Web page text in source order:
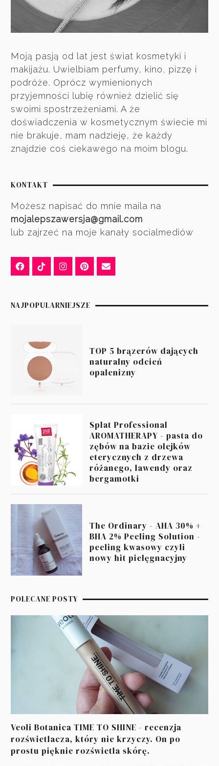
Moją pasją od lat jest świat kosmetyki i
makijażu. Uwielbiam perfumy, kino, pizzę i
podróże. Oprócz wymienionych
przyjemności lubię również dzielić się
swoimi spostrzeżeniami. A że
doświadczenia w kosmetycznym świecie mi
nie brakuje, mam nadzieję, że każdy
znajdzie coś ciekawego na moim blogu.
KONTAKT
Możesz napisać do mnie maila na
mojalepszawersja@gmail.com
lub zajrzeć na moje kanały socialmediów
NAJPOPULARNIEJSZE
TOP 5 brązerów dających
naturalny odcień
opalenizny
Splat Professional
AROMATHERAPY - pasta do
zębów na bazie olejków
eterycznych z drzewa
różanego, lawendy oraz
bergamotki
The Ordinary - AHA 30% +
BHA 2% Peeling Solution -
peeling kwasowy czyli
nowy hit pielęgnacyjny
POLECANE POSTY
Veoli Botanica TIME TO SHINE - recenzja
rozświetlacza, który nie krzyczy. On po
prostu pięknie rozświetla skórę.